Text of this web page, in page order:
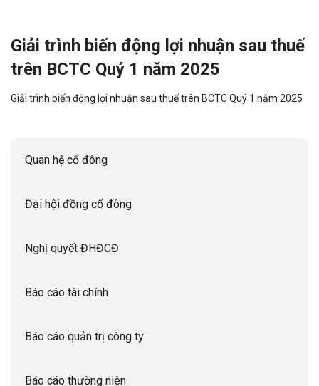
Quan hệ cổ đông
Đại hội đồng cổ đông
Nghị quyết ĐHĐCĐ
Báo cáo tài chính
Báo cáo quản trị công ty
Báo cáo thường niên
Giải trình biến động lợi nhuận sau thuế
trên BCTC Quý 1 năm 2025
Giải trình biến động lợi nhuận sau thuế trên BCTC Quý 1 năm 2025